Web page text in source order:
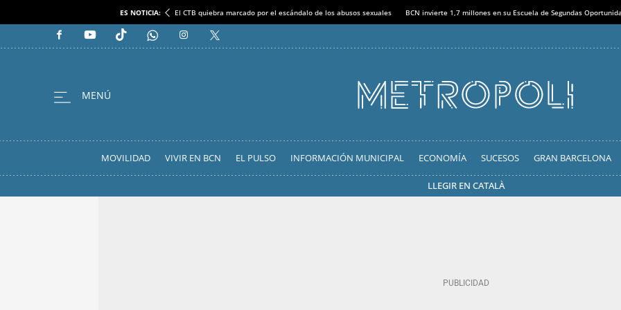
ES NOTICIA: El CTB quiebra marcado por el escándalo de los abusos sexuales BCN invierte 1,7 millones en su Escuela de Segundas
MOVILIDAD VIVIR EN BCN EL PULSO INFORMACIÓN MUNICIPAL ECONOMÍA SUCESOS GRAN BARCELONA
LLEGIR EN CATALÀ